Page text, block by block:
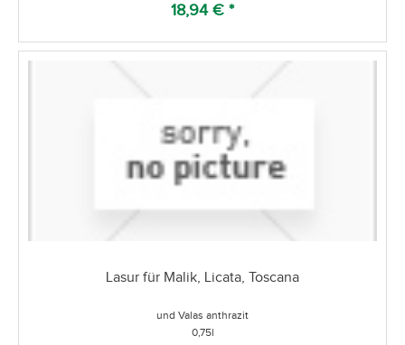
18,94 € *
Lasur für Malik, Licata, Toscana
und Valas anthrazit
0,75l